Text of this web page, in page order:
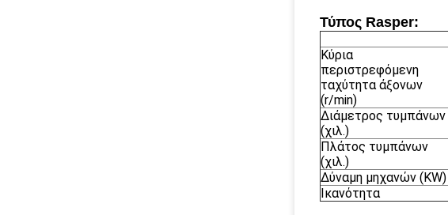
Τύπος Rasper:
Κύρια
περιστρεφόμενη
ταχύτητα άξονων
(r/min)
Διάμετρος τυμπάνων
(χιλ.)
Πλάτος τυμπάνων
(χιλ.)
Δύναμη μηχανών (KW)
Ικανότητα